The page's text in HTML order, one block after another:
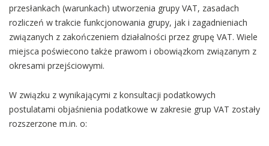
przesłankach (warunkach) utworzenia grupy VAT, zasadach
rozliczeń w trakcie funkcjonowania grupy, jak i zagadnieniach
związanych z zakończeniem działalności przez grupę VAT. Wiele
miejsca poświecono także prawom i obowiązkom związanym z
okresami przejściowymi.
W związku z wynikającymi z konsultacji podatkowych
postulatami objaśnienia podatkowe w zakresie grup VAT zostały
rozszerzone m.in. o: